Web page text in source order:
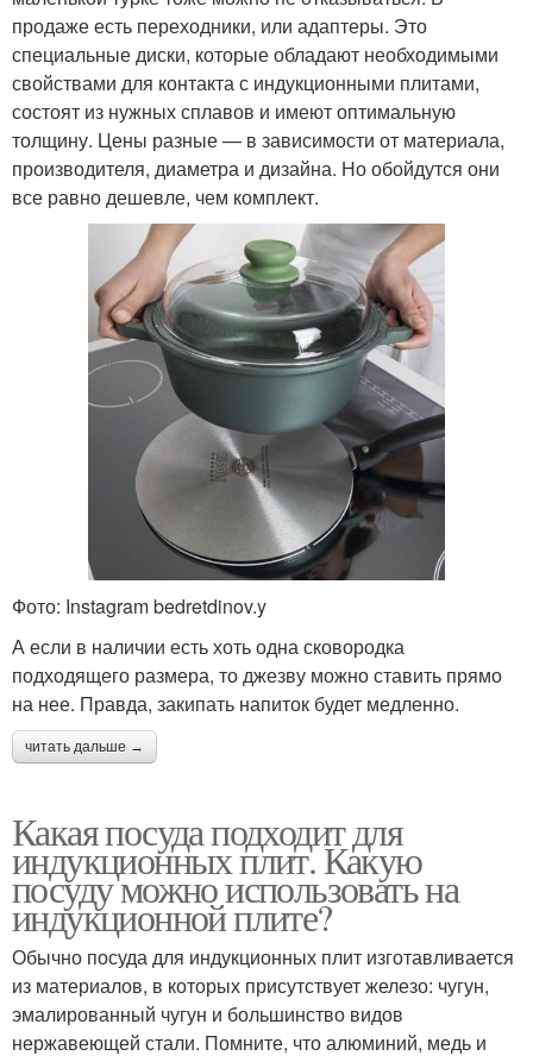
продаже есть переходники, или адаптеры. Это
специальные диски, которые обладают необходимыми
свойствами для контакта с индукционными плитами,
состоят из нужных сплавов и имеют оптимальную
толщину. Цены разные — в зависимости от материала,
производителя, диаметра и дизайна. Но обойдутся они
все равно дешевле, чем комплект.
Фото: Instagram bedretdinov.y
А если в наличии есть хоть одна сковородка
подходящего размера, то джезву можно ставить прямо
на нее. Правда, закипать напиток будет медленно.
читать дальше →
Какая посуда подходит для
индукционных плит. Какую
посуду можно использовать на
индукционной плите?
Обычно посуда для индукционных плит изготавливается
из материалов, в которых присутствует железо: чугун,
эмалированный чугун и большинство видов
нержавеющей стали. Помните, что алюминий, медь и